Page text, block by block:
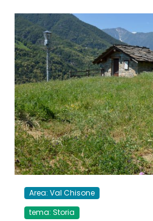
Area: Val Chisone
tema: Storia